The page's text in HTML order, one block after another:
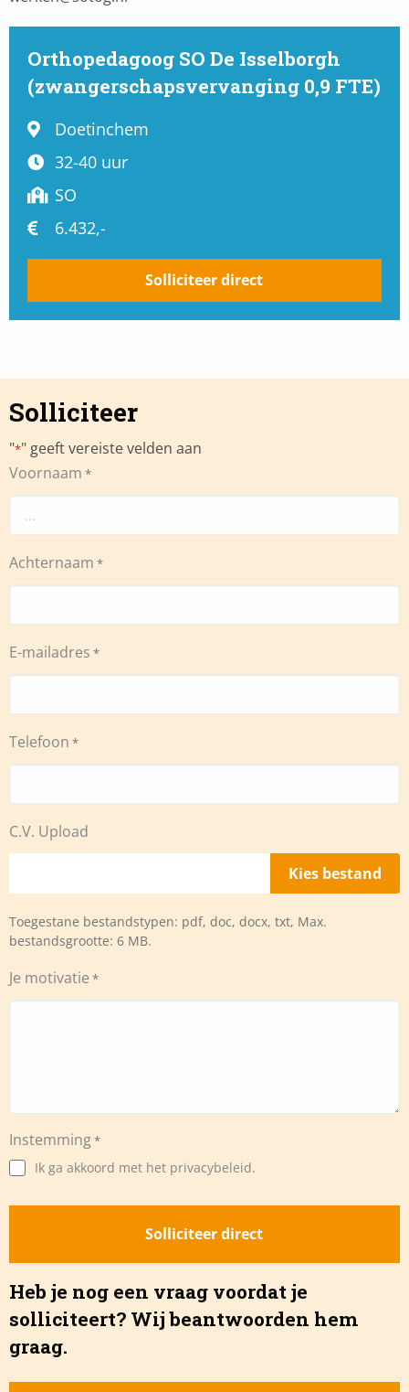
Orthopedagoog SO De Isselborgh
(zwangerschapsvervanging 0,9 FTE)
Doetinchem
32-40 uur
SO
6.432,-
Solliciteer direct
Solliciteer
"*" geeft vereiste velden aan
Voornaam *
Achternaam *
E-mailadres *
Telefoon *
C.V. Upload
Toegestane bestandstypen: pdf, doc, docx, txt, Max.
bestandsgrootte: 6 MB.
Je motivatie *
Instemming*
Ik ga akkoord met het privacybeleid.
Heb je nog een vraag voordat je
solliciteert? Wij beantwoorden hem
graag.